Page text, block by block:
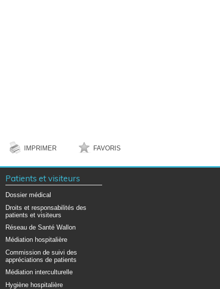
IMPRIMER FAVORIS
Patients et visiteurs
Dossier médical
Droits et responsabilités des
patients et visiteurs
Réseau de Santé Wallon
Médiation hospitalière
Commission de suivi des
appréciations de patients
Médiation interculturelle
Hygiène hospitalière